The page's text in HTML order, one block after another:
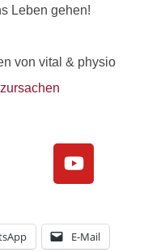
Leben gehen!
von vital & physio
E-Mail